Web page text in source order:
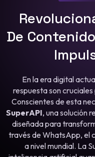
De
En la era digital
respuesta son
Conscientes de esta
SuperAPI, una solución
diseñada para
través de WhatsApp, el
a nivel mundial. La